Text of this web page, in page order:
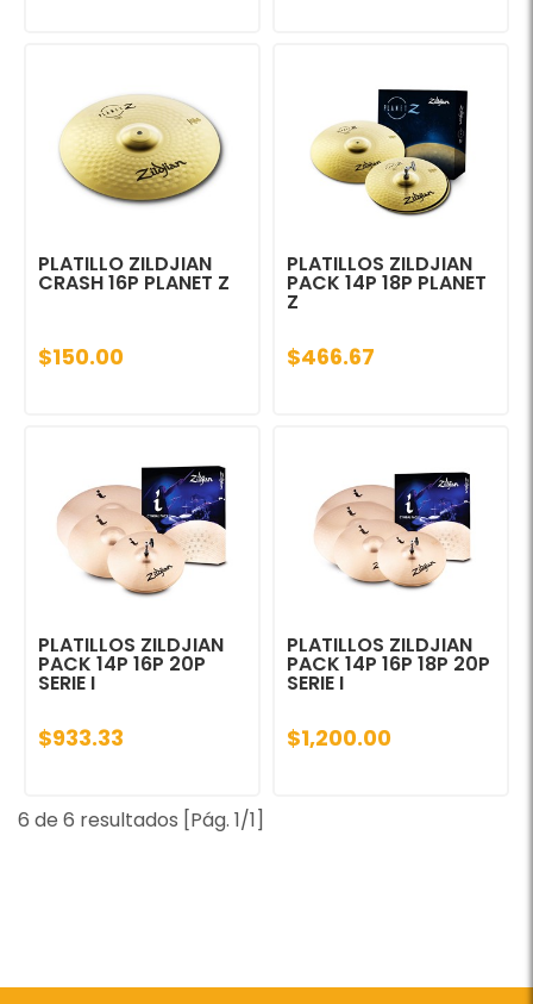
PLATILLO ZILDJIAN
CRASH 16P PLANET Z
$150.00
PLATILLOS ZILDJIAN
PACK 14P 18P PLANET
Z
$466.67
PLATILLOS ZILDJIAN
PACK 14P 16P 20P
SERIE I
$933.33
PLATILLOS ZILDJIAN
PACK 14P 16P 18P 20P
SERIE I
$1,200.00
6 de 6 resultados [Pág. 1/1]